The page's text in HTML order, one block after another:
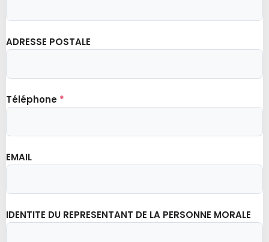
ADRESSE POSTALE
Téléphone *
EMAIL
IDENTITE DU REPRESENTANT DE LA PERSONNE MORALE